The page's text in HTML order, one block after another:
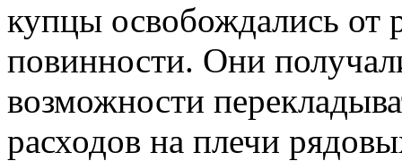
купцы освобождались от
повинности. Они
возможности
расходов на плечи